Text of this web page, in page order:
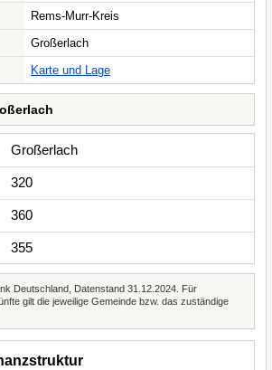
Rems-Murr-Kreis
Großerlach
Karte und Lage
Großerlach
320
360
355
Deutschland, Datenstand 31.12.2024. Für
gilt die jeweilige Gemeinde bzw. das zuständige